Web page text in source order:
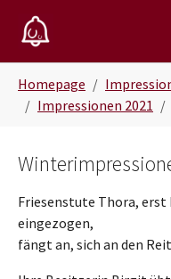
Homepage
Impressionen 2021
Friesenstute Thora,
eingezogen,
fängt an, sich an den